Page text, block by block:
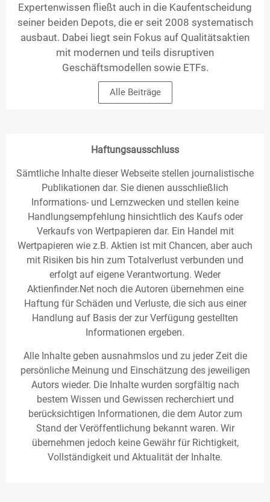
Expertenwissen fließt auch in die Kaufentscheidung
seiner beiden Depots, die er seit 2008 systematisch
ausbaut. Dabei liegt sein Fokus auf Qualitätsaktien
mit modernen und teils disruptiven
Geschäftsmodellen sowie ETFs.
Alle Beiträge
Haftungsausschluss
Sämtliche Inhalte dieser Webseite stellen journalistische
Publikationen dar. Sie dienen ausschließlich
Informations- und Lernzwecken und stellen keine
Handlungsempfehlung hinsichtlich des Kaufs oder
Verkaufs von Wertpapieren dar. Ein Handel mit
Wertpapieren wie z.B. Aktien ist mit Chancen, aber auch
mit Risiken bis hin zum Totalverlust verbunden und
erfolgt auf eigene Verantwortung. Weder
Aktienfinder.Net noch die Autoren übernehmen eine
Haftung für Schäden und Verluste, die sich aus einer
Handlung auf Basis der zur Verfügung gestellten
Informationen ergeben.
Alle Inhalte geben ausnahmslos und zu jeder Zeit die
persönliche Meinung und Einschätzung des jeweiligen
Autors wieder. Die Inhalte wurden sorgfältig nach
bestem Wissen und Gewissen recherchiert und
berücksichtigen Informationen, die dem Autor zum
Stand der Veröffentlichung bekannt waren. Wir
übernehmen jedoch keine Gewähr für Richtigkeit,
Vollständigkeit und Aktualität der Inhalte.